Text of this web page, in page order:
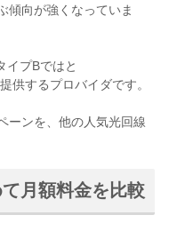
傾向が強くなっていま
イプBではと
供するプロバイダです。
ーンを、他の人気光回線
月額料金を比較